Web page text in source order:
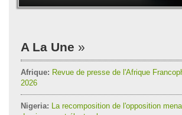
A La Une
Afrique: Revue de presse de l'Afrique
2026
Nigeria: La recomposition de l'opposition